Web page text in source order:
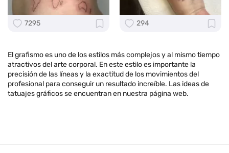
7295 294
El grafismo es uno de los estilos más complejos y al mismo tiempo
atractivos del arte corporal. En este estilo es importante la
precisión de las líneas y la exactitud de los movimientos del
profesional para conseguir un resultado increíble. Las ideas de
tatuajes gráficos se encuentran en nuestra página web.